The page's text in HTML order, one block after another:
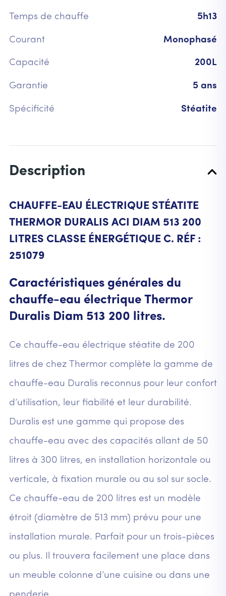
Temps de chauffe 5h13
Courant Monophasé
Capacité 200L
Garantie 5 ans
Spécificité Stéatite
Description
CHAUFFE-EAU ÉLECTRIQUE STÉATITE
THERMOR DURALIS ACI DIAM 513 200
LITRES CLASSE ÉNERGÉTIQUE C. RÉF :
251079
Caractéristiques générales du
chauffe-eau électrique Thermor
Duralis Diam 513 200 litres.
Ce chauffe-eau électrique stéatite de 200
litres de chez Thermor complète la gamme de
chauffe-eau Duralis reconnus pour leur confort
d’utilisation, leur fiabilité et leur durabilité.
Duralis est une gamme qui propose des
chauffe-eau avec des capacités allant de 50
litres à 300 litres, en installation horizontale ou
verticale, à fixation murale ou au sol sur socle.
Ce chauffe-eau de 200 litres est un modèle
étroit (diamètre de 513 mm) prévu pour une
installation murale. Parfait pour un trois-pièces
ou plus. Il trouvera facilement une place dans
un meuble colonne d’une cuisine ou dans une